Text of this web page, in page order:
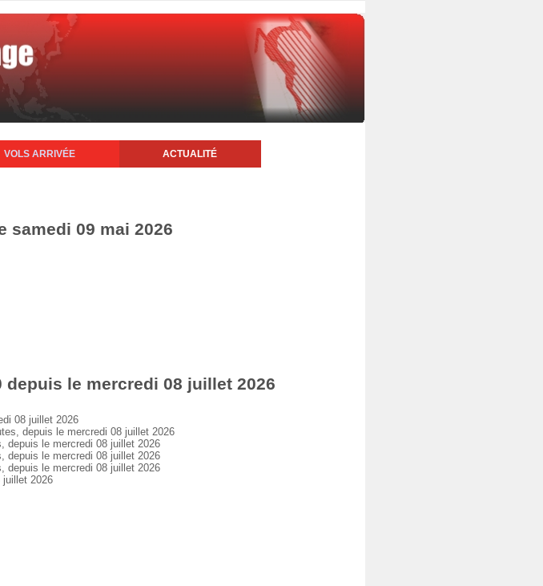
VOLS ARRIVÉE ACTUALITÉ
samedi 09 mai 2026
depuis le mercredi 08 juillet 2026
08 juillet 2026
depuis le mercredi 08 juillet 2026
depuis le mercredi 08 juillet 2026
depuis le mercredi 08 juillet 2026
depuis le mercredi 08 juillet 2026
2026